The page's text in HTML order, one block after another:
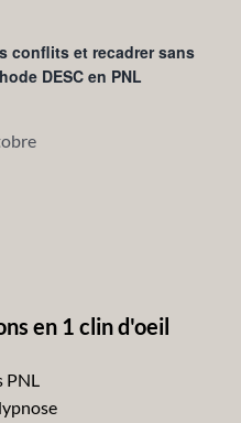
conflits et recadrer sans
DESC en PNL
en 1 clin d'oeil
PNL